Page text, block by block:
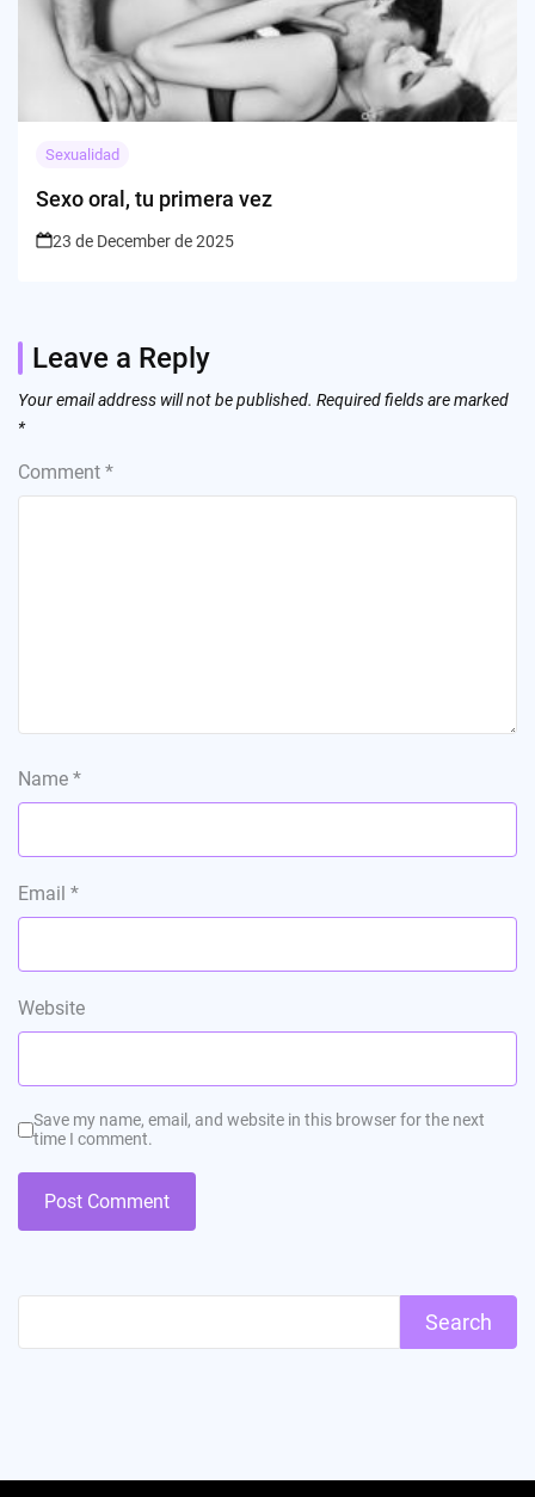
Sexualidad
Sexo oral, tu primera vez
23 de December de 2025
Leave a Reply
Your email address will not be published. Required fields are marked
*
Comment *
Name *
Email *
Website
Save my name, email, and website in this browser for the next
time I comment.
Search